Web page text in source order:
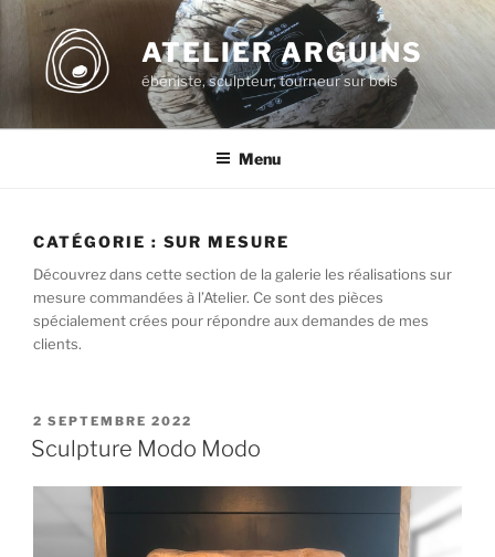
Aller
contenu
principal
ATELIER ARGUINS
ébéniste, sculpteur, tourneur sur bois
Menu
CATÉGORIE : SUR MESURE
Découvrez dans cette section de la galerie les réalisations sur
mesure commandées à l’Atelier. Ce sont des pièces
spécialement crées pour répondre aux demandes de mes
clients.
PUBLIÉ
LE
2 SEPTEMBRE 2022
Sculpture Modo Modo